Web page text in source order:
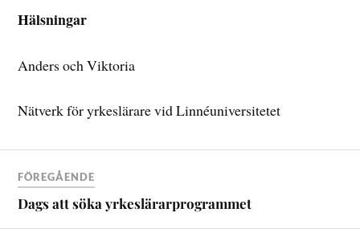
Hälsningar
Anders och Viktoria
Nätverk för yrkeslärare vid Linnéuniversitetet
FÖREGÅENDE
Dags att söka yrkeslärarprogrammet